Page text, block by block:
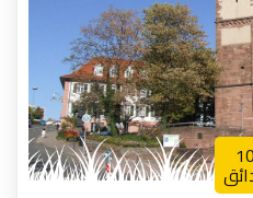
10